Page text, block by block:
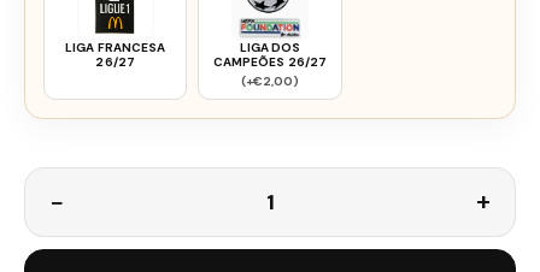
LIGA FRANCESA
26/27
LIGA DOS
CAMPEÕES 26/27
(+€2,00)